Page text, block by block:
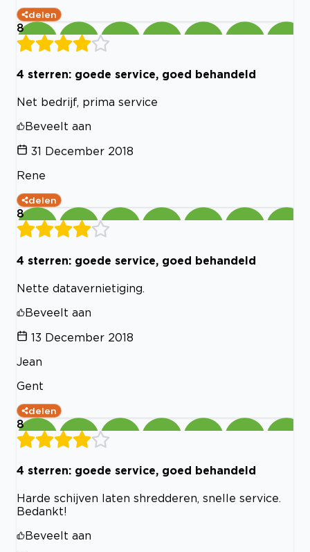
delen
8
4 sterren: goede service, goed behandeld
Net bedrijf, prima service
Beveelt aan
31 December 2018
Rene
delen
8
4 sterren: goede service, goed behandeld
Nette datavernietiging.
Beveelt aan
13 December 2018
Jean
Gent
delen
8
4 sterren: goede service, goed behandeld
Harde schijven laten shredderen, snelle service.
Bedankt!
Beveelt aan